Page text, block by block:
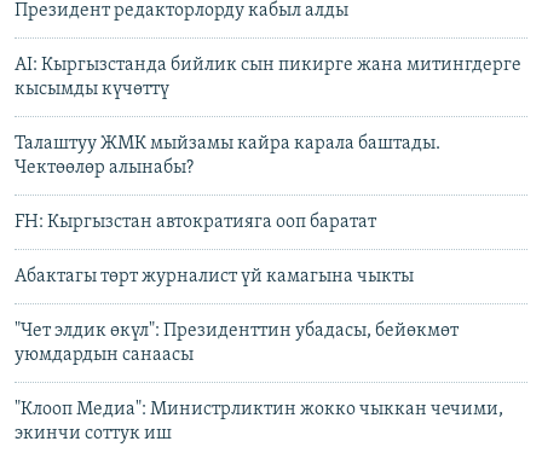
Президент редакторлорду кабыл алды
AI: Кыргызстанда бийлик сын пикирге жана митингдерге
кысымды күчөттү
Талаштуу ЖМК мыйзамы кайра карала баштады.
Чектөөлөр алынабы?
FH: Кыргызстан автократияга ооп баратат
Абактагы төрт журналист үй камагына чыкты
"Чет элдик өкүл": Президенттин убадасы, бейөкмөт
уюмдардын санаасы
"Клооп Медиа": Министрликтин жокко чыккан чечими,
экинчи соттук иш